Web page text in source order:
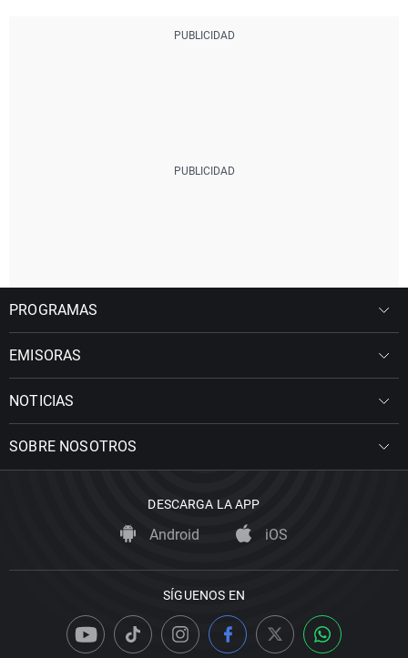
PROGRAMAS
EMISORAS
NOTICIAS
SOBRE NOSOTROS
DESCARGA LA APP
Android iOS
SÍGUENOS EN